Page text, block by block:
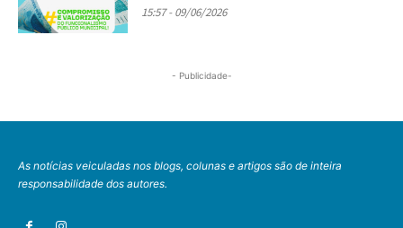
15:57 - 09/06/2026
- Publicidade-
As notícias veiculadas nos blogs, colunas e artigos são de inteira
responsabilidade dos autores.